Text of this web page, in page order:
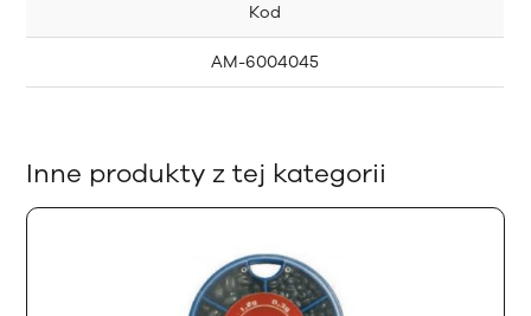
Kod
AM-6004045
Inne produkty z tej kategorii